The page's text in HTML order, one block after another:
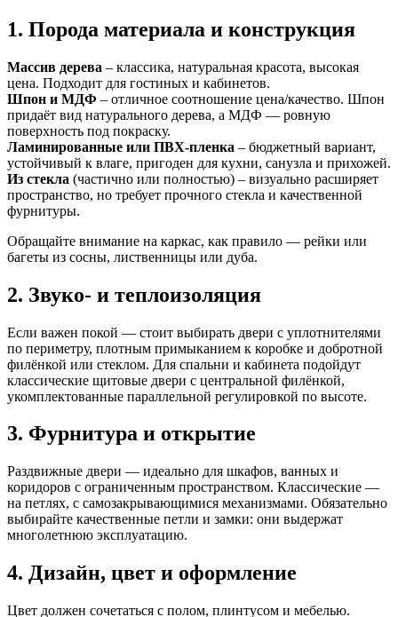
1. Порода материала и конструкция
Массив дерева – классика, натуральная красота, высокая
цена. Подходит для гостиных и кабинетов.
Шпон и МДФ – отличное соотношение цена/качество. Шпон
придаёт вид натурального дерева, а МДФ — ровную
поверхность под покраску.
Ламинированные или ПВХ‑пленка – бюджетный вариант,
устойчивый к влаге, пригоден для кухни, санузла и прихожей.
Из стекла (частично или полностью) – визуально расширяет
пространство, но требует прочного стекла и качественной
фурнитуры.
Обращайте внимание на каркас, как правило — рейки или
багеты из сосны, лиственницы или дуба.
2. Звуко- и теплоизоляция
Если важен покой — стоит выбирать двери с уплотнителями
по периметру, плотным примыканием к коробке и добротной
филёнкой или стеклом. Для спальни и кабинета подойдут
классические щитовые двери с центральной филёнкой,
укомплектованные параллельной регулировкой по высоте.
3. Фурнитура и открытие
Раздвижные двери — идеально для шкафов, ванных и
коридоров с ограниченным пространством. Классические —
на петлях, с самозакрывающимися механизмами. Обязательно
выбирайте качественные петли и замки: они выдержат
многолетнюю эксплуатацию.
4. Дизайн, цвет и оформление
Цвет должен сочетаться с полом, плинтусом и мебелью.